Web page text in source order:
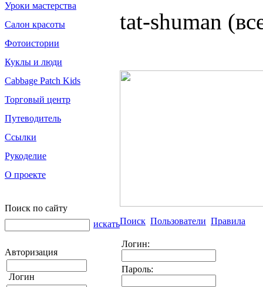
Уроки мастерства
Салон красоты
Фотоистории
Куклы и люди
Cabbage Patch Kids
Торговый центр
Путеводитель
Ссылки
Рукоделие
О проекте
Поиск по сайту
искать
Авторизация
Логин
tat-shuman
Поиск Пользователи Правила
Логин:
Пароль: